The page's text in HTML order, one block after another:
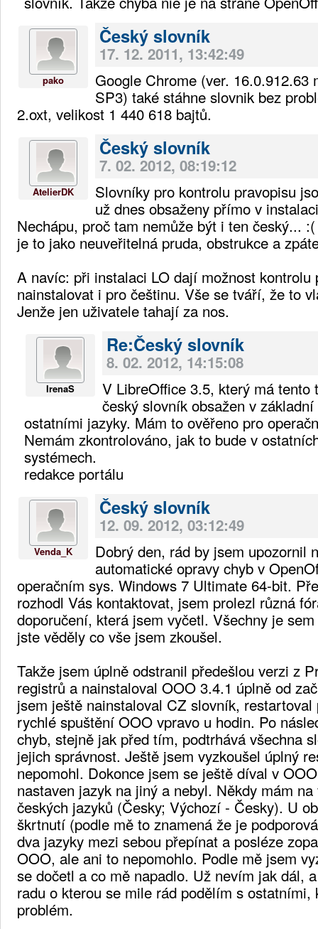
pako
Český slovník
17. 12. 2011, 13:42:49
Google Chrome (ver. 16.0.912.63
SP3) také stáhne slovnik bez
2.oxt, velikost 1 440 618 bajtů.
AtelierDK
Český slovník
7. 02. 2012, 08:19:12
Slovníky pro kontrolu pravopisu
už dnes obsaženy přímo v
Nechápu, proč tam nemůže být i ten český...
je to jako neuveřitelná pruda, obstrukce a
A navíc: při instalaci LO dají možnost kontrolu
nainstalovat i pro češtinu. Vše se tváří, že to
Jenže jen uživatele tahají za nos.
IrenaS
Re:Český slovník
8. 02. 2012, 14:15:08
V LibreOffice 3.5, který má tento
český slovník obsažen v
ostatními jazyky. Mám to ověřeno pro
Nemám zkontrolováno, jak to bude v
systémech.
redakce portálu
Venda_K
Český slovník
12. 09. 2012, 03:12:49
Dobrý den, rád by jsem upozornil
automatické opravy chyb v
operačním sys. Windows 7 Ultimate 64-bit.
rozhodl Vás kontaktovat, jsem prolezl různá
doporučení, která jsem vyčetl. Všechny je
jste věděly co vše jsem zkoušel.
Takže jsem úplně odstranil předešlou verzi z
registrů a nainstaloval OOO 3.4.1 úplně od
jsem ještě nainstaloval CZ slovník, restartoval
rychlé spuštění OOO vpravo u hodin. Po
chyb, stejně jak před tím, podtrhává všechna
jejich správnost. Ještě jsem vyzkoušel úplný
nepomohl. Dokonce jsem se ještě díval v
nastaven jazyk na jiný a nebyl. Někdy mám
českých jazyků (Česky; Výchozí - Česky). U
škrtnutí (podle mě to znamená že je
dva jazyky mezi sebou přepínat a posléze
OOO, ale ani to nepomohlo. Podle mě jsem
se dočetl a co mě napadlo. Už nevím jak dál,
radu o kterou se mile rád podělím s
problém.